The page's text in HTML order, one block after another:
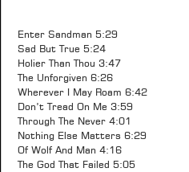
Enter Sandman 5:29
Sad But True 5:24
Holier Than Thou 3:47
The Unforgiven 6:26
Wherever I May Roam 6:42
Don’t Tread On Me 3:59
Through The Never 4:01
Nothing Else Matters 6:29
Of Wolf And Man 4:16
The God That Failed 5:05